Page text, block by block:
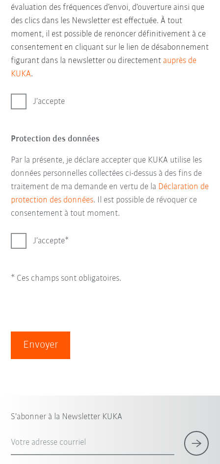
évaluation des fréquences d’envoi, d’ouverture ainsi que
des clics dans les Newsletter est effectuée. À tout
moment, il est possible de renoncer définitivement à ce
consentement en cliquant sur le lien de désabonnement
figurant dans la newsletter ou directement auprès de
KUKA.
J’accepte
Protection des données
Par la présente, je déclare accepter que KUKA utilise les
données personnelles collectées ci-dessus à des fins de
traitement de ma demande en vertu de la Déclaration de
protection des données. Il est possible de révoquer ce
consentement à tout moment.
J’accepte
* Ces champs sont obligatoires.
Envoyer
S'abonner à la Newsletter KUKA
Votre adresse courriel